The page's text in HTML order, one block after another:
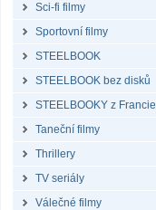
Sci-fi filmy
Sportovní filmy
STEELBOOK
STEELBOOK bez disků
STEELBOOKY z Francie
Taneční filmy
Thrillery
TV seriály
Válečné filmy